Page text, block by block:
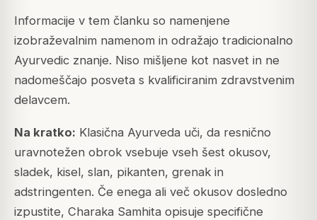
Informacije v tem članku so namenjene
izobraževalnim namenom in odražajo tradicionalno
Ayurvedic znanje. Niso mišljene kot nasvet in ne
nadomeščajo posveta s kvalificiranim zdravstvenim
delavcem.
Na kratko: Klasična Ayurveda uči, da resnično
uravnotežen obrok vsebuje vseh šest okusov,
sladek, kisel, slan, pikanten, grenak in
adstringenten. Če enega ali več okusov dosledno
izpustite, Charaka Samhita opisuje specifične